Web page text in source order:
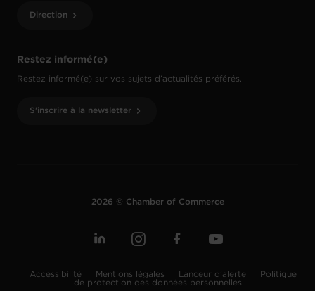
Restez informé(e)
Restez informé(e) sur vos sujets d’actualités préférés.
S'inscrire à la newsletter
Direction
2026 © Chamber of Commerce
Accessibilité Mentions légales Lanceur d'alerte
Politique
de protection des données personnelles